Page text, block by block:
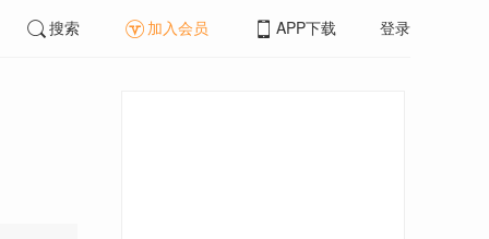
搜索 加入会员 APP下载 登录